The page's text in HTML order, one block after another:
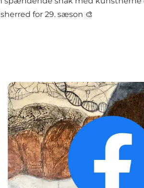
for 29. sæson 🎨
FØLG MED PÅ FACEBOOK